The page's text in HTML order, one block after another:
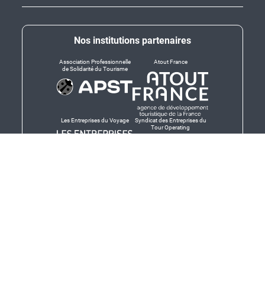
Nos institutions partenaires
Association Professionnelle
de Solidarité du Tourisme
Atout France
Les Entreprises du Voyage
Syndicat des Entreprises du
Tour Operating